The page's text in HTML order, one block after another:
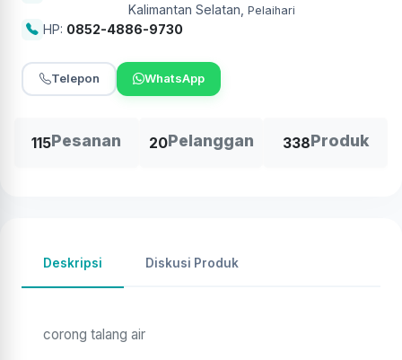
Kalimantan Selatan Pelaihari
HP: 0852-4886-9730
Telepon WhatsApp
115Pesanan 20Pelanggan 338Produk
Deskripsi Diskusi Produk
corong talang air